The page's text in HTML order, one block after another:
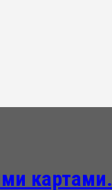
картами.